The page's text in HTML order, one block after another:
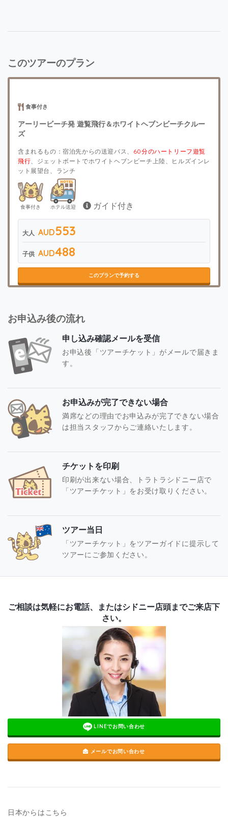
このツアーのプラン
食事付き
アーリービーチ発 遊覧飛行＆ホワイトヘブンビーチクルー
ズ
含まれるもの：宿泊先からの送迎バス、 60分のハートリーフ遊覧
飛行 、ジェットボートでホワイトヘブンビーチ上陸、ヒルズインレ
ット展望台、ランチ
食事付き ホテル送迎 ガイド付き
大人 AUD553
子供 AUD488
このプランで予約する
お申込み後の流れ
申し込み確認メールを受信
お申込後「ツアーチケット」がメールで届きま
す。
お申込みが完了できない場合
満席などの理由でお申込みが完了できない場合
は担当スタッフからご連絡いたします。
チケットを印刷
印刷が出来ない場合、トラトラシドニー店で
「ツアーチケット」をお受け取りください。
ツアー当日
「ツアーチケット」をツアーガイドに提示して
ツアーにご参加ください。
ご相談は気軽にお電話、またはシドニー店頭までご来店下
さい。
LINEでお問い合わせ
メールでお問い合わせ
日本からはこちら